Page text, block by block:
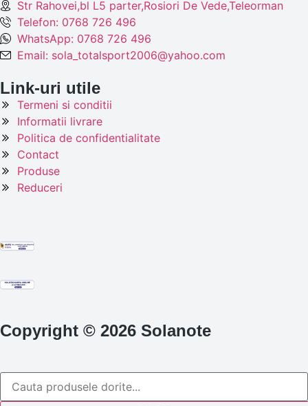
Str Rahovei,bl L5 parter,Rosiori De Vede,Teleorman
Telefon: 0768 726 496
WhatsApp: 0768 726 496
Email: sola_totalsport2006@yahoo.com
Link-uri utile
Termeni si conditii
Informatii livrare
Politica de confidentialitate
Contact
Produse
Reduceri
Copyright © 2026 Solanote